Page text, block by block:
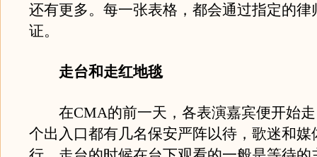
还有更多。每一张表格，都会通过指定的律
证。
走台和走红地毯
在CMA的前一天，各表演嘉宾便开始走
个出入口都有几名保安严阵以待，歌迷和媒